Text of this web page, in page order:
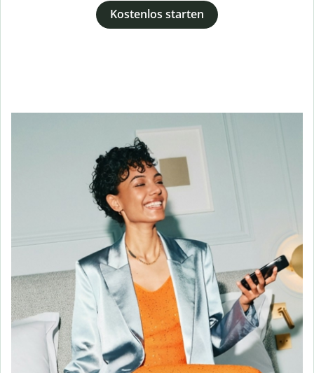
Kostenlos starten